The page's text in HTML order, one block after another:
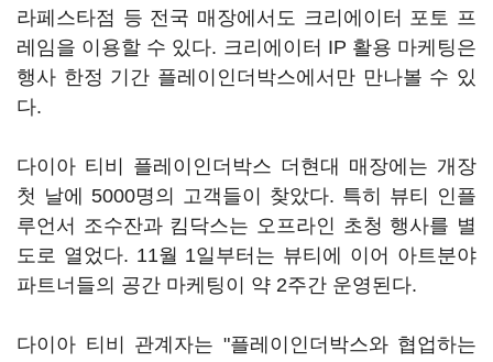
라페스타점 등 전국 매장에서도 크리에이터 포토 프
레임을 이용할 수 있다. 크리에이터 IP 활용 마케팅은
행사 한정 기간 플레이인더박스에서만 만나볼 수 있
다.
다이아 티비 플레이인더박스 더현대 매장에는 개장
첫 날에 5000명의 고객들이 찾았다. 특히 뷰티 인플
루언서 조수잔과 킴닥스는 오프라인 초청 행사를 별
도로 열었다. 11월 1일부터는 뷰티에 이어 아트분야
파트너들의 공간 마케팅이 약 2주간 운영된다.
다이아 티비 관계자는 "플레이인더박스와 협업하는